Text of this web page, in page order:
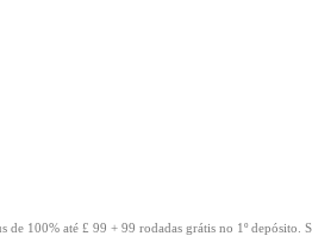
de 100% até £ 99 + 99 rodadas grátis no 1º depósito.